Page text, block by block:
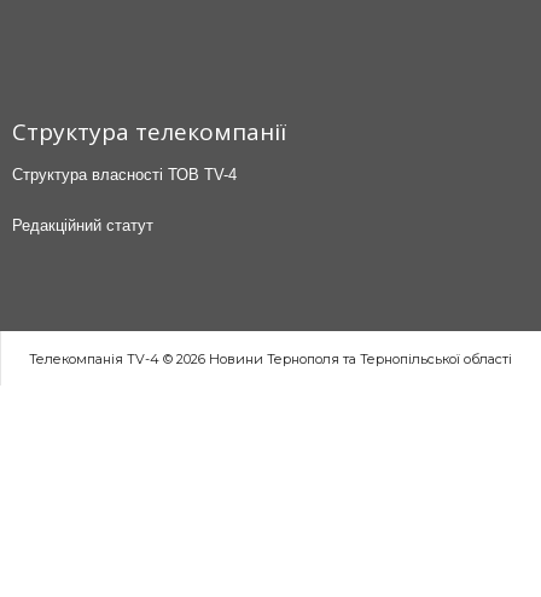
Структура телекомпанії
Структура власності ТОВ TV-4
Редакційний статут
Телекомпанія TV-4 © 2026 Новини Тернополя та Тернопільської області